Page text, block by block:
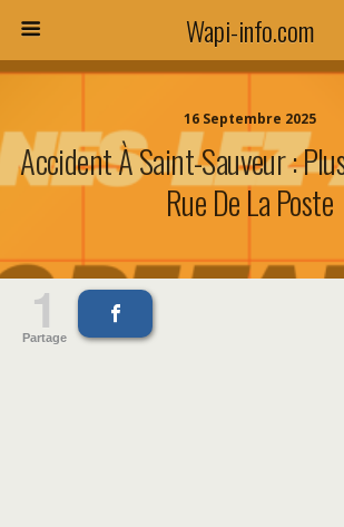
Wapi-info.com
16 Septembre 2025
Accident À Saint-Sauveur :
Rue De La Poste
1
Partage